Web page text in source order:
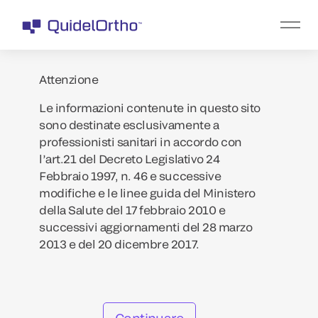
Attenzione
Le informazioni contenute in questo sito
sono destinate esclusivamente a
professionisti sanitari in accordo con
l’art.21 del Decreto Legislativo 24
Febbraio 1997, n. 46 e successive
modifiche e le linee guida del Ministero
della Salute del 17 febbraio 2010 e
successivi aggiornamenti del 28 marzo
2013 e del 20 dicembre 2017.